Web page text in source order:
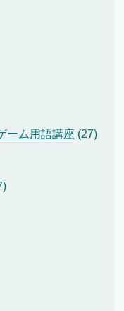
ーム用語講座 (27)